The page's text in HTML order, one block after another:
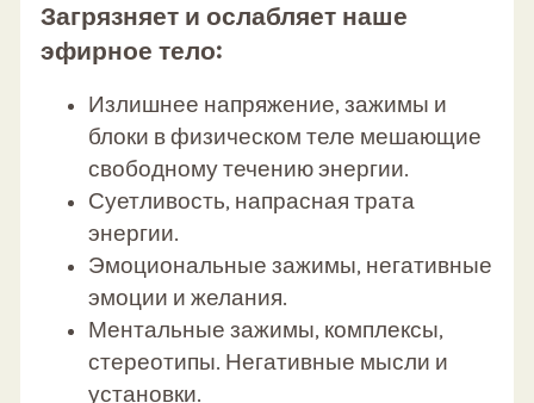
Загрязняет и ослабляет наше
эфирное тело:
Излишнее напряжение, зажимы и
блоки в физическом теле мешающие
свободному течению энергии.
Суетливость, напрасная трата
энергии.
Эмоциональные зажимы, негативные
эмоции и желания.
Ментальные зажимы, комплексы,
стереотипы. Негативные мысли и
установки.